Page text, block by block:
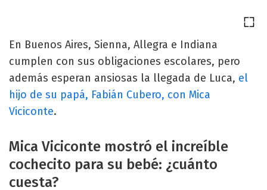
En Buenos Aires, Sienna, Allegra e Indiana
cumplen con sus obligaciones escolares, pero
además esperan ansiosas la llegada de Luca, el
hijo de su papá, Fabián Cubero, con Mica
Viciconte.
Mica Viciconte mostró el increíble
cochecito para su bebé: ¿cuánto
cuesta?